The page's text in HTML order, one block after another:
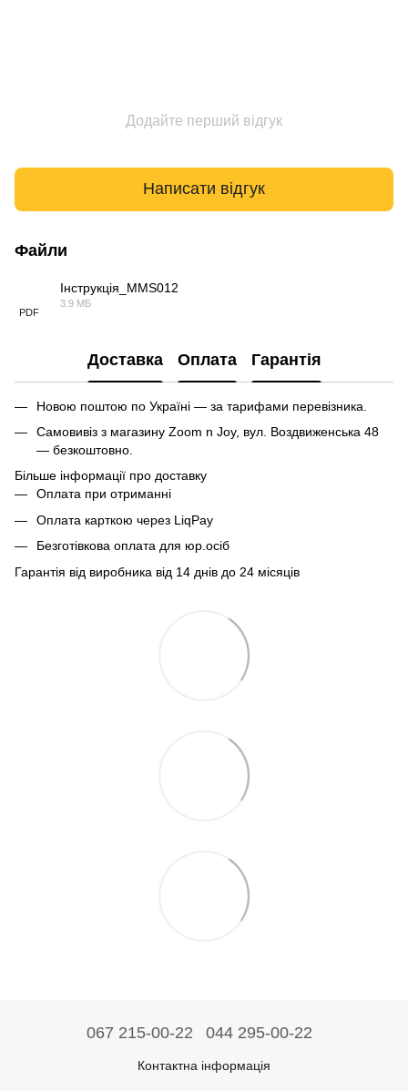
Додайте перший відгук
Написати відгук
Файли
PDF
Інструкція_MMS012
3.9 МБ
Доставка Оплата Гарантія
Новою поштою по Україні — за тарифами перевізника.
Самовивіз з магазину Zoom n Joy, вул. Воздвиженська 48
— безкоштовно.
Більше інформації про доставку
Оплата при отриманні
Оплата карткою через LiqPay
Безготівкова оплата для юр.осіб
Гарантія від виробника від 14 днів до 24 місяців
067 215-00-22 044 295-00-22
Контактна інформація